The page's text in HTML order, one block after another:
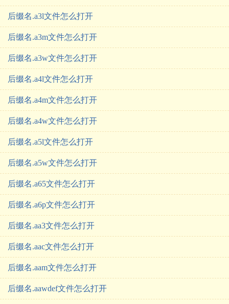
后缀名.a3l文件怎么打开
后缀名.a3m文件怎么打开
后缀名.a3w文件怎么打开
后缀名.a4l文件怎么打开
后缀名.a4m文件怎么打开
后缀名.a4w文件怎么打开
后缀名.a5l文件怎么打开
后缀名.a5w文件怎么打开
后缀名.a65文件怎么打开
后缀名.a6p文件怎么打开
后缀名.aa3文件怎么打开
后缀名.aac文件怎么打开
后缀名.aam文件怎么打开
后缀名.aawdef文件怎么打开